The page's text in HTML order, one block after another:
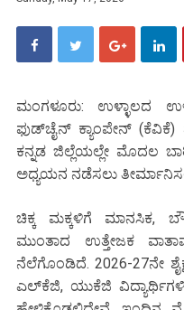
ಮಂಗಳೂರು: ಉಳ್ಳಾಲದ
ಫುಡ್‌ಚೈನ್ ಕ್ಯಾಂಪೇನ್
ಕನ್ನಡ ಜಿಲ್ಲೆಯಲ್ಲೇ ಮೊದಲ
ಅಧ್ಯಯನ ನಡೆಸಲು
ಚಿಕ್ಕ ಮಕ್ಕಳಿಗೆ ಮಾನಸಿಕ,
ಮುಂತಾದ ಉತ್ತೇಜಕ
ನೆಲೆಗೊಂಡಿದೆ. 2026-27ನೇ
ಎಲ್‌ಕೆಜಿ, ಯುಕೆಜಿ